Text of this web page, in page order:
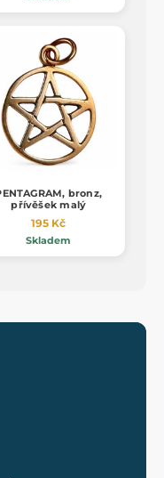
bronz,
přívěšek malý
195 Kč
Skladem